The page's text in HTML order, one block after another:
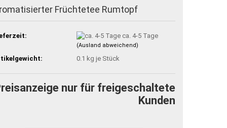
Früchtetee Rumtopf
ca. 4-5 Tage
(Ausland abweichend)
0.1 kg je Stück
nur für freigeschaltete
Kunden